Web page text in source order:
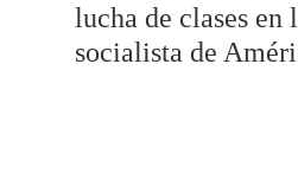
lucha de clases
socialista de